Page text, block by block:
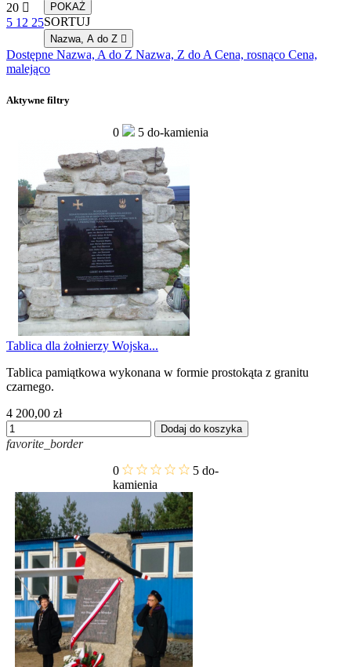
POKAŻ
20 
5 12 25SORTUJ
Nazwa, A do Z 
Dostępne Nazwa, A do Z Nazwa, Z do ACena, rosnąco Cena,
malejąco
Aktywne filtry
0 5 do-kamienia
Tablica dla żołnierzy Wojska...
Tablica pamiątkowa wykonana w formie prostokąta z granitu
czarnego.
4 200,00 zł
Dodaj do koszyka
favorite_border
0
5 do-
kamienia